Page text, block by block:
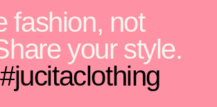
fashion, not
your style.
#jucitaclothing